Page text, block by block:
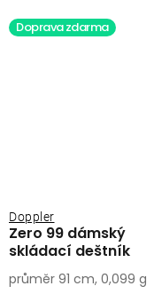
Doprava zdarma
Zero 99 dámský
skládací deštník
Doppler
průměr 91 cm, 0,099 g